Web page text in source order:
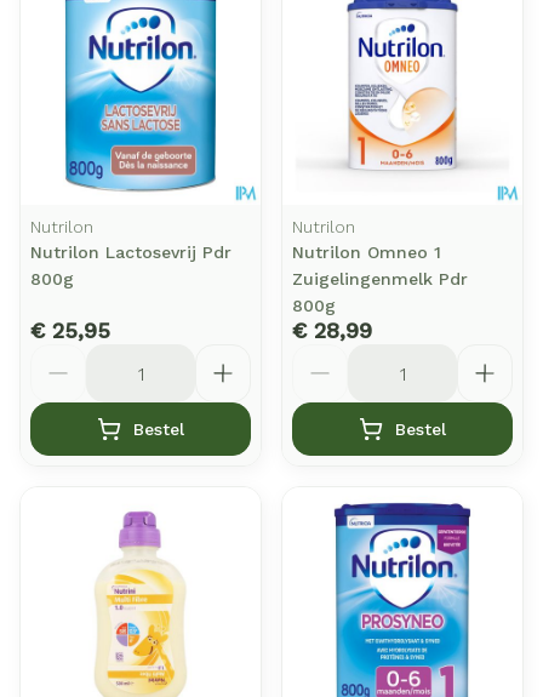
Nutrilon
Nutrilon Lactosevrij Pdr
800g
€ 25,95
Bestel
Nutrilon
Nutrilon Omneo 1
Zuigelingenmelk Pdr
800g
€ 28,99
Bestel